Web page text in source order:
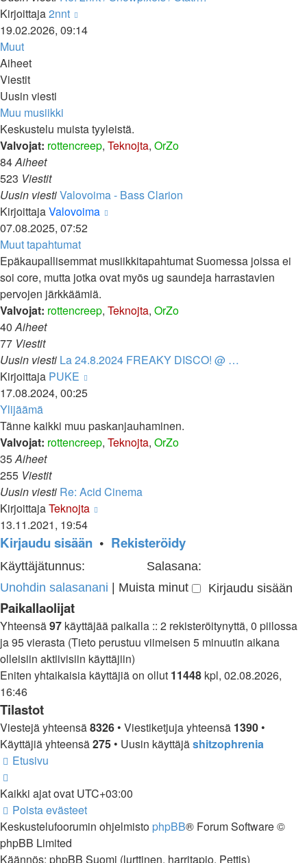
Kirjoittaja2nnt
uusin
19.02.2026, 09:14
Muut
Aiheet
Viestit
Uusin viesti
Muu musiikki
Keskustelu muista tyyleistä.
Valvojat: rottencreep, Teknojta, OrZo
84Aiheet
523 Viestit
Uusin viestiValovoima - Bass Clarion
KirjoittajaValovoima
07.08.2025, 07:52
Muut tapahtumat
Epäkaupallisemmat musiikkitapahtumat Suomessa joissa ei
soi core, mutta jotka ovat myös ug saundeja harrastavien
pervojen järkkäämiä.
Valvojat: rottencreep, Teknojta, OrZo
40Aiheet
77 Viestit
Uusin viesti La 24.8.2024 FREAKY DISCO! @ …
Kirjoittaja PUKE
17.08.2024, 00:25
Ylijäämä
Tänne kaikki muu paskanjauhaminen.
Valvojat: rottencreep, Teknojta, OrZo
35Aiheet
255 Viestit
Uusin viesti Re: Acid Cinema
KirjoittajaTeknojta
viesti
13.11.2021, 19:54
Kirjaudu sisään • Rekisteröidy
Käyttäjätunnus:
Salasana:
Unohdin salasanani | Muista minut
Paikallaolijat
Yhteensä97 käyttäjää paikalla :: 2 rekisteröitynyttä, 0 piilossa
ja 95 vierasta (Tieto perustuu viimeisen 5 minuutin aikana
olleisiin aktiivisiin käyttäjiin)
Eniten yhtaikaisia käyttäjiä on ollut 11448 kpl, 02.08.2026,
16:46
Tilastot
Viestejä yhteensä8326 • Viestiketjuja yhteensä 1390 •
Käyttäjiä yhteensä275 • Uusin käyttäjäshitzophrenia
Etusivu
Kaikki ajat ovat UTC+03:00
Poista evästeet
Keskustelufoorumin ohjelmisto phpBB® Forum Software ©
phpBB Limited
Käännös: phpBB Suomi (lurttinen, harritapio, Pettis)